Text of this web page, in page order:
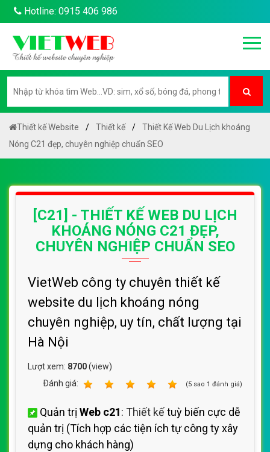
Hotline: 0915 406 986
Thiết kế Website Thiết kế
Thiết Kế Web Du Lịch khoáng
Nóng C21 đẹp, chuyên nghiệp chuẩn SEO
[C21] - THIẾT KẾ WEB DU LỊCH
KHOÁNG NÓNG C21 ĐẸP,
CHUYÊN NGHIỆP CHUẨN SEO
VietWeb công ty chuyên thiết kế
website du lịch khoáng nóng
chuyên nghiệp, uy tín, chất lượng tại
Hà Nội
Lượt xem: 8700(view)
Ðánh giá:
(5 sao 1 đánh giá)
Quản trị Web c21: Thiết kếtuỳ biến cực dễ
quản trị (Tích hợp các tiện ích tự công ty xây
dựng cho khách hàng)